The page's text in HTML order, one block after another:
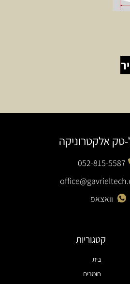
טק אלקטרוניקה
052-815-5587
וואצאפ
קטגוריות
בית
חומרים